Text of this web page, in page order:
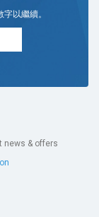
以繼續。
news & offers